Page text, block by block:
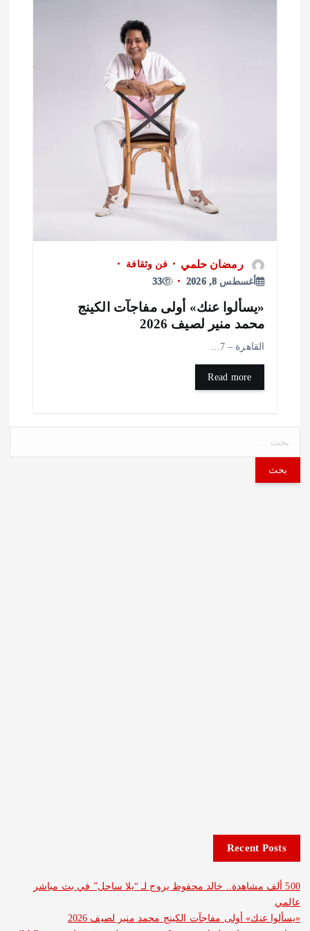
رمضان حلمي
فن وثقافة
أغسطس 8, 2026
33
عنك» أولى مفاجآت الكينج
منير لصيف 2026
Recent
مشاهدة.. خالد محفوظ يروج لـ “يلا ساحل” في بث مباشر
أولى مفاجآت الكينج محمد منير لصيف 2026